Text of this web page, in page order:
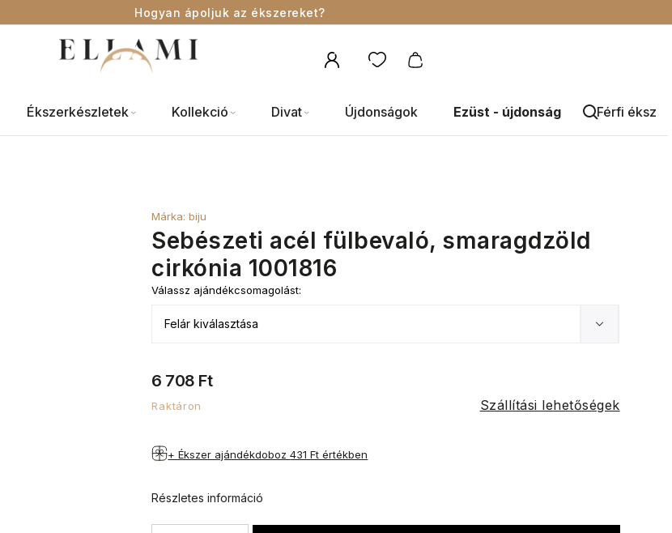
Hogyan ápoljuk az ékszereket?
Ékszerkészletek Kollekció Divat Újdonságok Ezüst - újdonság Férfi
Sebészeti acél fülbevaló, smaragdzöld
cirkónia 1001816
Márka:biju
6 708 Ft
Raktáron Szállítási lehetőségek
Válassz ajándékcsomagolást:
+ Ékszer ajándékdoboz431 Ft értékben
Részletes információ